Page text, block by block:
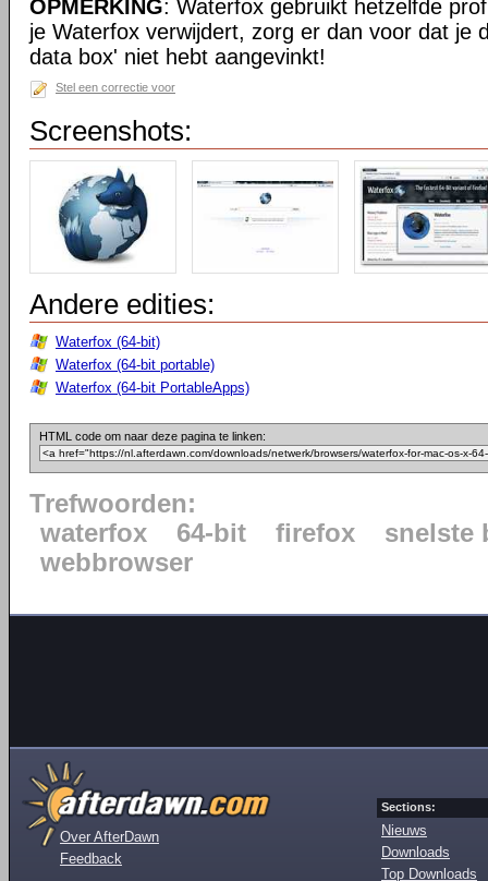
OPMERKING: Waterfox gebruikt hetzelfde
je Waterfox verwijdert, zorg er dan voor dat je
data box' niet hebt aangevinkt!
Stel een correctie voor
Screenshots:
Andere edities:
Waterfox (64-bit)
Waterfox (64-bit portable)
Waterfox (64-bit PortableApps)
HTML code om naar deze pagina te linken:
Trefwoorden:
waterfox
64-bit firefox
snelste
webbrowser
Over AfterDawn
Feedback
Sections:
Nieuws
Downloads
Top Downloads